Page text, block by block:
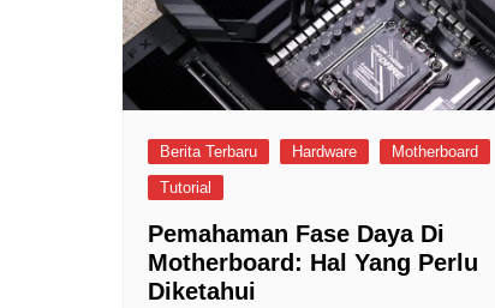
Berita Terbaru Hardware
Motherboard
Tutorial
Pemahaman Fase Daya Di
Motherboard: Hal Yang Perlu
Diketahui